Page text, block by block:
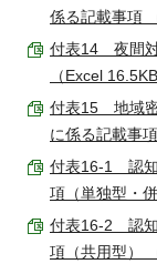
係る記載事項
付表14 夜間対
（Excel 16.5KB
付表15 地域密
に係る記載事
付表16-1 認知
項（単独型・
付表16-2 認知
項（共用型）